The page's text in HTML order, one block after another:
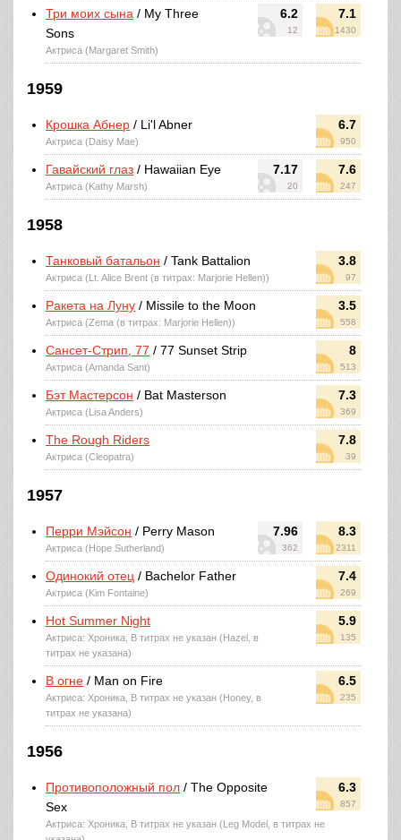
6.2
12
7.1
1430
Три моих сына / My Three
Sons
Актриса (Margaret Smith)
1959
6.7
950
Крошка Абнер / Li'l Abner
Актриса (Daisy Mae)
7.17
20
7.6
247
Гавайский глаз / Hawaiian Eye
Актриса (Kathy Marsh)
1958
3.8
97
Танковый батальон / Tank Battalion
Актриса (Lt. Alice Brent (в титрах: Marjorie Hellen))
3.5
558
Ракета на Луну / Missile to the Moon
Актриса (Zema (в титрах: Marjorie Hellen))
8
513
Сансет-Стрип, 77 / 77 Sunset Strip
Актриса (Amanda Sant)
7.3
369
Бэт Мастерсон / Bat Masterson
Актриса (Lisa Anders)
7.8
39
The Rough Riders
Актриса (Cleopatra)
1957
7.96
362
8.3
2311
Перри Мэйсон / Perry Mason
Актриса (Hope Sutherland)
7.4
269
Одинокий отец / Bachelor Father
Актриса (Kim Fontaine)
5.9
135
Hot Summer Night
Актриса: Хроника, В титрах не указан (Hazel, в
титрах не указана)
6.5
235
В огне / Man on Fire
Актриса: Хроника, В титрах не указан (Honey, в
титрах не указана)
1956
6.3
857
Противоположный пол / The Opposite
Sex
Актриса: Хроника, В титрах не указан (Leg Model, в титрах не